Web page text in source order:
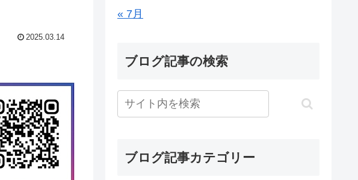
2025.03.14
« 7月
ブログ記事の検索
ブログ記事カテゴリー